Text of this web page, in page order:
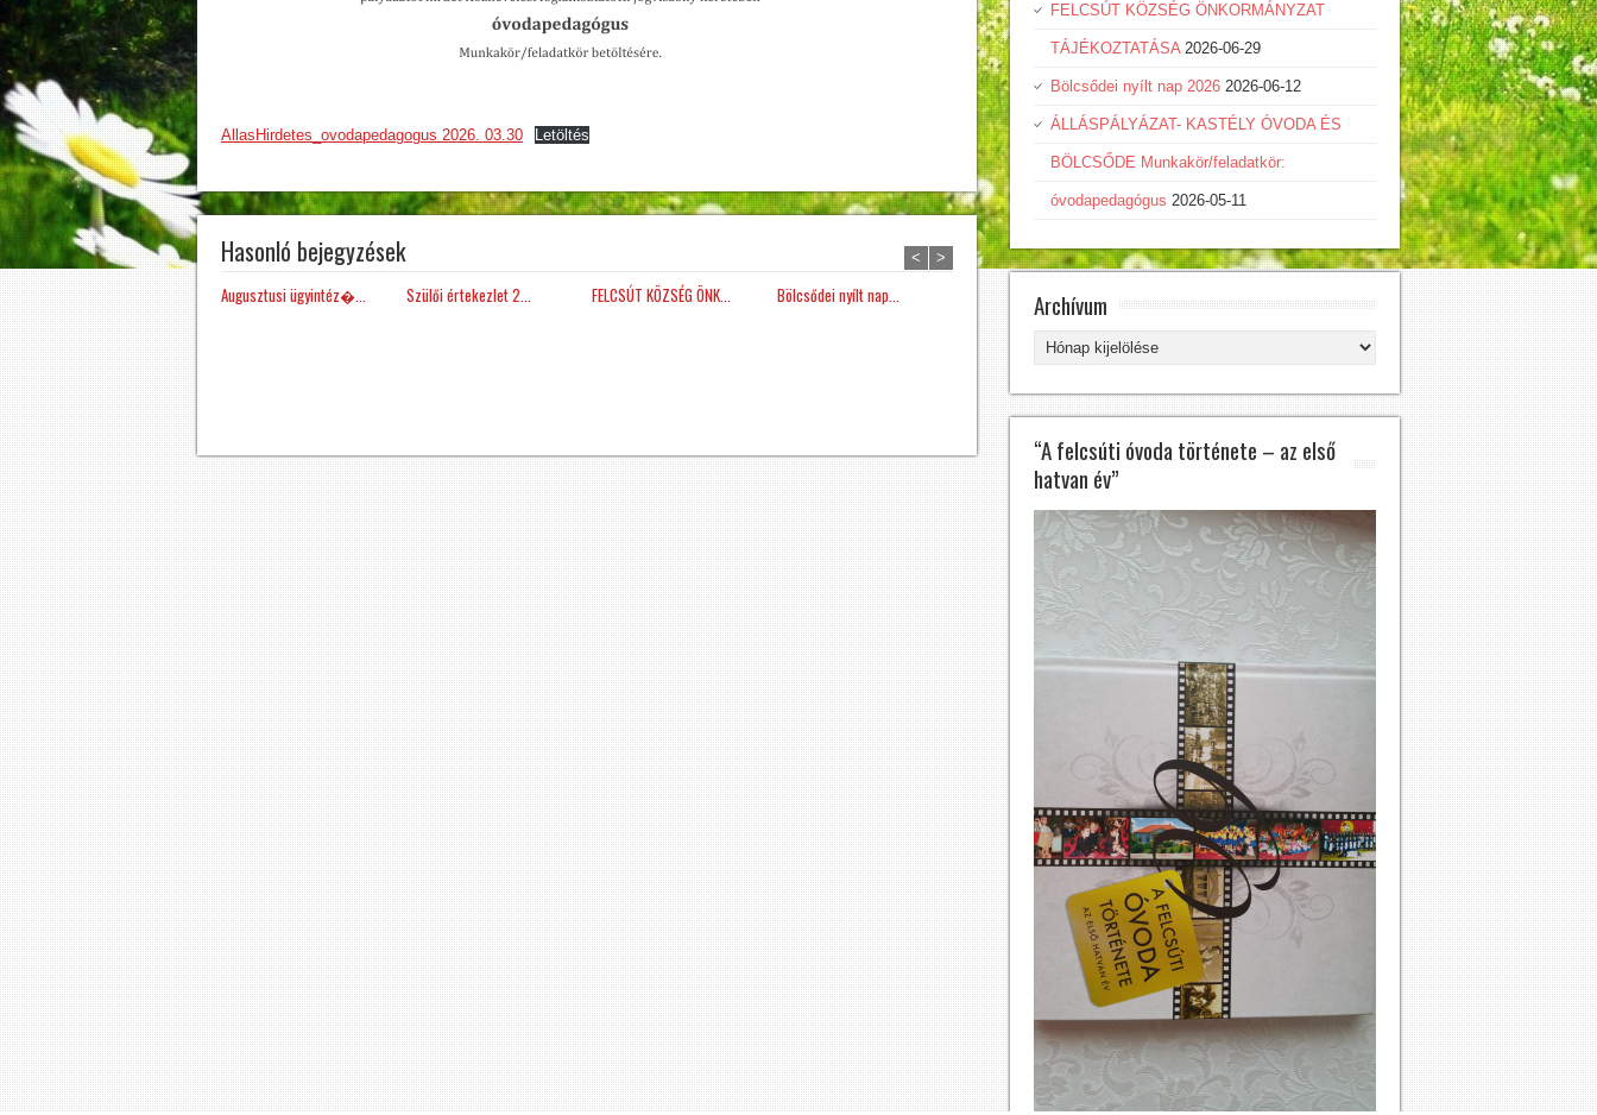
AllasHirdetes_ovodapedagogus 2026. 03.30 Letöltés
Hasonló bejegyzések
Augusztusi ügyintéz�... Szülői értekezlet 2... FELCSÚT KÖZSÉG ÖNK... Bölcsődei nyílt nap... ÁLLÁSPÁLYÁZAT- KAS...
Húsvéti Kézműves D...
< >
FELCSÚT KÖZSÉG ÖNKORMÁNYZAT
TÁJÉKOZTATÁSA 2026-06-29
Bölcsődei nyílt nap 2026 2026-06-12
ÁLLÁSPÁLYÁZAT- KASTÉLY ÓVODA ÉS
BÖLCSŐDE Munkakör/feladatkör:
óvodapedagógus 2026-05-11
Archívum
Archívum
“A felcsúti óvoda története – az első
hatvan év”